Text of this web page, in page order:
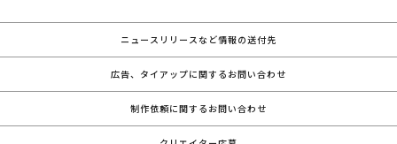
ニュースリリースなど情報の送付先
広告、タイアップに関するお問い合わせ
制作依頼に関するお問い合わせ